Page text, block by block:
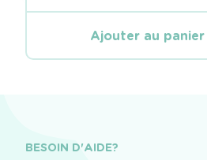
Ajouter au panier
BESOIN D'AIDE?